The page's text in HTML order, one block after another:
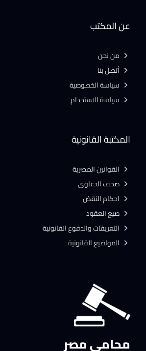
محامي مصر
المكتبة القانونية
القوانين المصرية
صحف الدعاوى
احكام النقض
صيغ العقود
التعريفات والدفوع القانونية
المواضيع القانونية
عن المكتب
من نحن
أتصل بنا
سياسة الخصوصية
سياسة الاستخدام